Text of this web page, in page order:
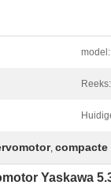
model:
Reeks:
,
Yaskawa